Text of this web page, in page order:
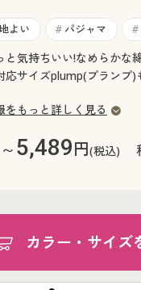
大
大
よい # パジャマ #
と気持ちいい!なめらかな
サイズplump(プランプ)
をもっと詳しく見る
5,489円(税込)
カラー・サイズ